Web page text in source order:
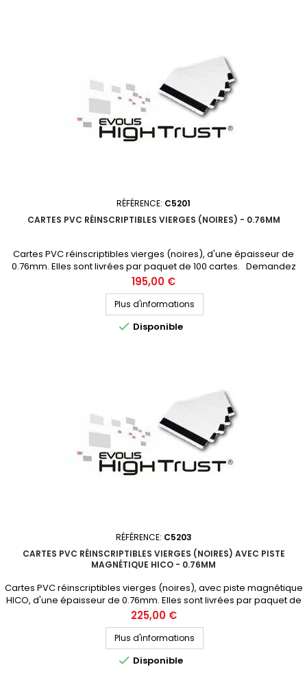
RÉFÉRENCE: C5201
CARTES PVC RÉINSCRIPTIBLES VIERGES (NOIRES) - 0.76MM
Cartes PVC réinscriptibles vierges (noires), d'une épaisseur de
0.76mm. Elles sont livrées par paquet de 100 cartes. Demandez
votre devis personnalisé
Prix
195,00 €
Plus d'informations
 Disponible
RÉFÉRENCE: C5203
CARTES PVC RÉINSCRIPTIBLES VIERGES (NOIRES) AVEC PISTE
MAGNÉTIQUE HICO - 0.76MM
Cartes PVC réinscriptibles vierges (noires), avec piste magnétique
HICO, d'une épaisseur de 0.76mm. Elles sont livrées par paquet de
100 cartes. Demandez votre devis personnalisé
Prix
225,00 €
Plus d'informations
 Disponible